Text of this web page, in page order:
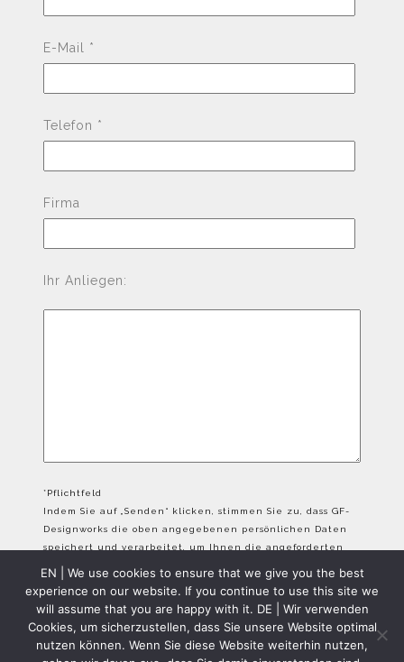
E-Mail *
Telefon *
Firma
Ihr Anliegen:
*Pflichtfeld
Indem Sie auf „Senden“ klicken, stimmen Sie zu, dass GF-
Designworks die oben angegebenen persönlichen Daten
speichert und verarbeitet, um Ihnen die angeforderten
Inhalte bereitzustellen.
EN | We use cookies to ensure that we give you the best
experience on our website. If you continue to use this site we
will assume that you are happy with it. DE | Wir verwenden
Cookies, um sicherzustellen, dass Sie unsere Website optimal
nutzen können. Wenn Sie diese Website weiterhin nutzen,